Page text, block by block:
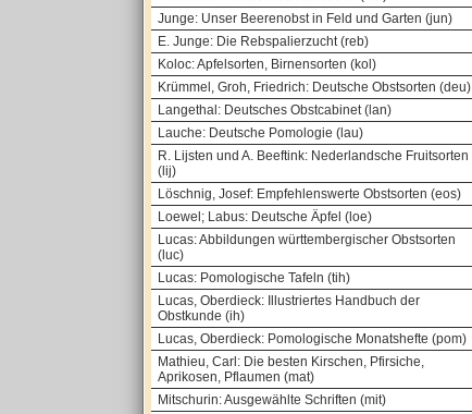
Junge: Unser Beerenobst in Feld und Garten (jun)
E. Junge: Die Rebspalierzucht (reb)
Koloc: Apfelsorten, Birnensorten (kol)
Krümmel, Groh, Friedrich: Deutsche Obstsorten (deu)
Langethal: Deutsches Obstcabinet (lan)
Lauche: Deutsche Pomologie (lau)
R. Lijsten und A. Beeftink: Nederlandsche Fruitsorten
(lij)
Löschnig, Josef: Empfehlenswerte Obstsorten (eos)
Loewel; Labus: Deutsche Äpfel (loe)
Lucas: Abbildungen württembergischer Obstsorten
(luc)
Lucas: Pomologische Tafeln (tih)
Lucas, Oberdieck: Illustriertes Handbuch der
Obstkunde (ih)
Lucas, Oberdieck: Pomologische Monatshefte (pom)
Mathieu, Carl: Die besten Kirschen, Pfirsiche,
Aprikosen, Pflaumen (mat)
Mitschurin: Ausgewählte Schriften (mit)